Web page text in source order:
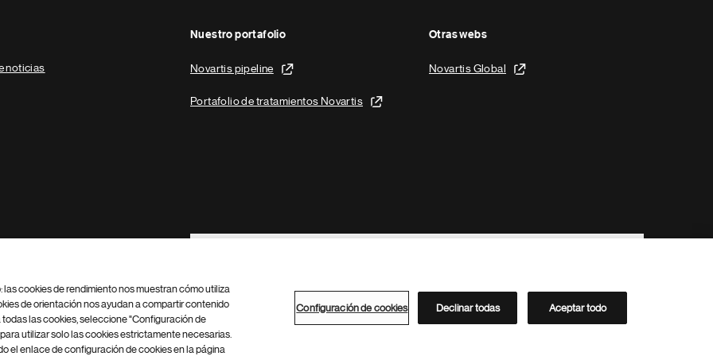
noticias
Nuestro portafolio
Novartis pipeline
Portafolio de tratamientos Novartis
Otras webs
Novartis Global
Footer Site Search
Configuración de cookies Mapa del sitio
Directorio de Novartis
cookies de rendimiento nos muestran cómo utiliza
de orientación nos ayudan a compartir contenido
las cookies, seleccione "Configuración de
utilizar solo las cookies estrictamente necesarias.
el enlace de configuración de cookies en la página
Configuración de cookies Declinar todas Aceptar todo